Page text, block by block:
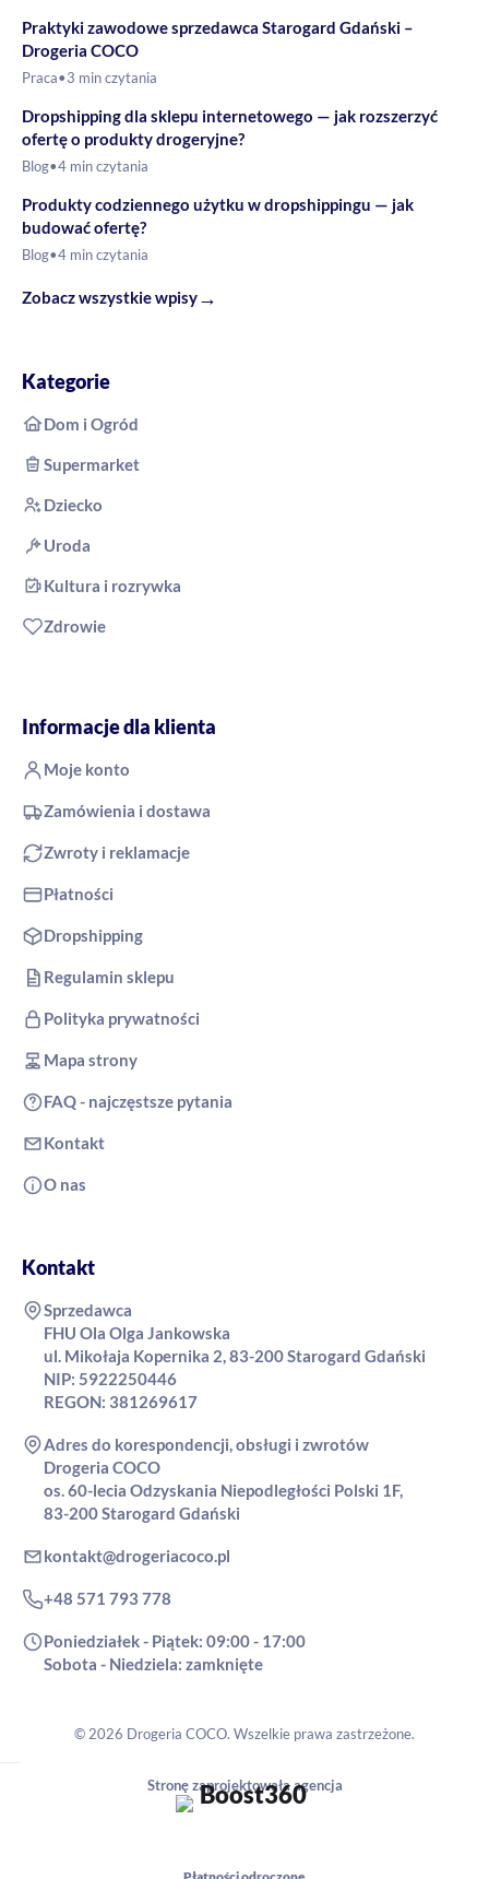
Praktyki zawodowe sprzedawca Starogard Gdański –
Drogeria COCO
Praca•3 min czytania
Dropshipping dla sklepu internetowego — jak rozszerzyć
ofertę o produkty drogeryjne?
Blog•4 min czytania
Produkty codziennego użytku w dropshippingu — jak
budować ofertę?
Blog•4 min czytania
Zobacz wszystkie wpisy→
Kategorie
Dom i Ogród
Supermarket
Dziecko
Uroda
Kultura i rozrywka
Zdrowie
Informacje dla klienta
Moje konto
Zamówienia i dostawa
Zwroty i reklamacje
Płatności
Dropshipping
Regulamin sklepu
Polityka prywatności
Mapa strony
FAQ - najczęstsze pytania
Kontakt
O nas
Kontakt
Sprzedawca
FHU Ola Olga Jankowska
ul. Mikołaja Kopernika 2, 83-200 Starogard Gdański
NIP: 5922250446
REGON: 381269617
Adres do korespondencji, obsługi i zwrotów
Drogeria COCO
os. 60-lecia Odzyskania Niepodległości Polski 1F,
83-200 Starogard Gdański
kontakt@drogeriacoco.pl
+48 571 793 778
Poniedziałek - Piątek: 09:00 - 17:00
Sobota - Niedziela: zamknięte
© 2026 Drogeria COCO. Wszelkie prawa zastrzeżone.
Stronę zaprojektowała agencja